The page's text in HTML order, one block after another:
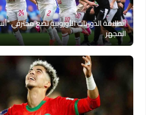
انطلاقة الدوريات الأوروبية تضع محترفي
المجهر